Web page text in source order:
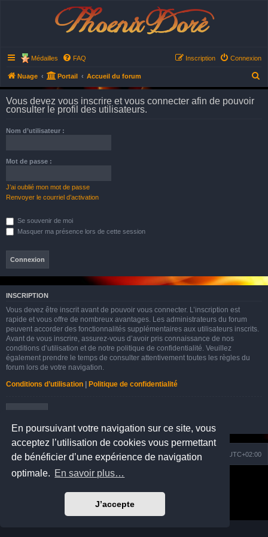
En poursuivant votre navigation sur ce site, vous
acceptez l’utilisation de cookies vous permettant
de bénéficier d’une expérience de navigation
optimale. En savoir plus…
J’accepte
Phoenix Doré
Médailles FAQ Connexion
Inscription
Nuage Portail Accueil du forum
e
Vous devez vous inscrire et vous connecter afin de pouvoir
consulter le profil des utilisateurs.
Nom d’utilisateur :
Mot de passe :
J’ai oublié mon mot de passe
Renvoyer le courriel d’activation
Se souvenir de moi
Masquer ma présence lors de cette session
INSCRIPTION
Vous devez être inscrit avant de pouvoir vous connecter. L’inscription est
rapide et vous offre de nombreux avantages. Les administrateurs du forum
peuvent accorder des fonctionnalités supplémentaires aux utilisateurs inscrits.
Avant de vous inscrire, assurez-vous d’avoir pris connaissance de nos
conditions d’utilisation et de notre politique de confidentialité. Veuillez
également prendre le temps de consulter attentivement toutes les règles du
forum lors de votre navigation.
Conditions d’utilisation | Politique de confidentialité
Nuage Portail Accueil du forum Fuseau horaire sur UTC+02:00
Développé parphpBB® Forum Software © phpBB Limited
Confidentialité